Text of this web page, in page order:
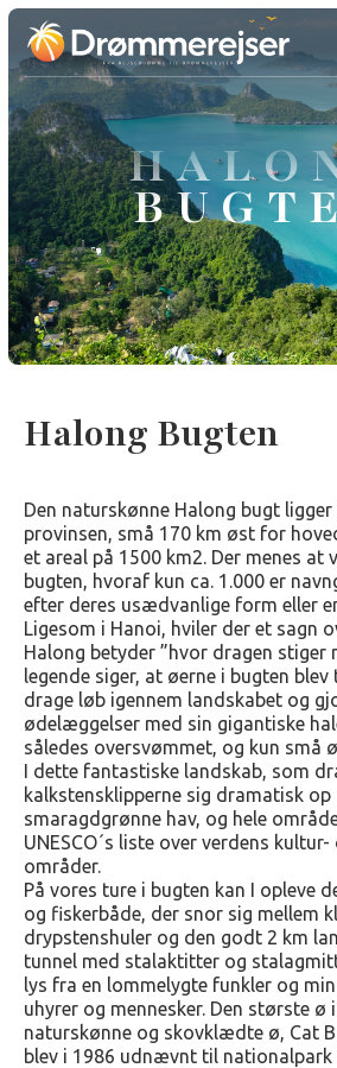
Halong Bugten
Den naturskønne Halong bugt ligger
provinsen, små 170 km øst for
et areal på 1500 km2. Der menes at
bugten, hvoraf kun ca. 1.000 er
efter deres usædvanlige form eller
Ligesom i Hanoi, hviler der et sagn
Halong betyder ”hvor dragen stiger
legende siger, at øerne i bugten
drage løb igennem landskabet og
ødelæggelser med sin gigantiske
således oversvømmet, og kun små
I dette fantastiske landskab, som
kalkstensklipperne sig dramatisk
smaragdgrønne hav, og hele
UNESCO´s liste over verdens
områder.
På vores ture i bugten kan I opleve
og fiskerbåde, der snor sig mellem
drypstenshuler og den godt 2 km
tunnel med stalaktitter og
lys fra en lommelygte funkler og
uhyrer og mennesker. Den største ø
naturskønne og skovklædte ø, Cat
blev i 1986 udnævnt til